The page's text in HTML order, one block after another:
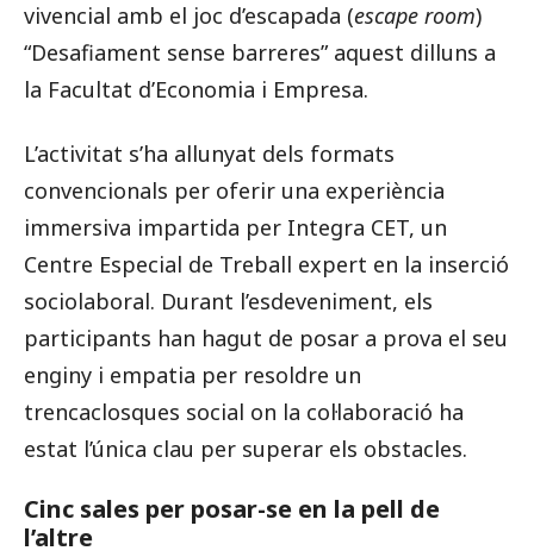
vivencial amb el joc d’escapada (escape room)
“Desafiament sense barreres” aquest dilluns a
la Facultat d’Economia i Empresa.
L’activitat s’ha allunyat dels formats
convencionals per oferir una experiència
immersiva impartida per Integra CET, un
Centre Especial de Treball expert en la inserció
sociolaboral. Durant l’esdeveniment, els
participants han hagut de posar a prova el seu
enginy i empatia per resoldre un
trencaclosques social on la col·laboració ha
estat l’única clau per superar els obstacles.
Cinc sales per posar-se en la pell de
l’altre